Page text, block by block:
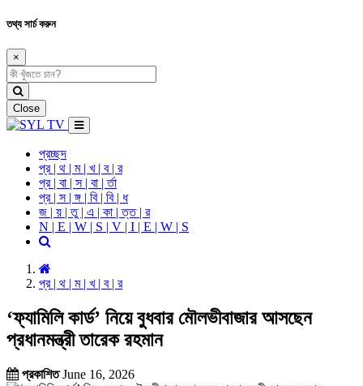
তথ্য সার্চ করুন
×
Close
প্রচ্ছদ
প্র | থ | ম | খ | ব | র
প্র | বা | স | বা | র্তা
প্র | স | ঙ্গ | বি | বি | ধ
জ | য় | তু | এ | কা | ত্ত | র
N | E | W | S | V | I | E | W | S
প্র | থ | ম | খ | ব | র
‘ফ্যামিলি কার্ড’ নিয়ে বুধবার মৌলভীবাজার আসছেন
প্রধানমন্ত্রী তারেক রহমান
প্রকাশিতJune 16, 2026